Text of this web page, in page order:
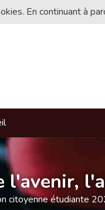
En continuant à
l'avenir,
citoyenne étudiante